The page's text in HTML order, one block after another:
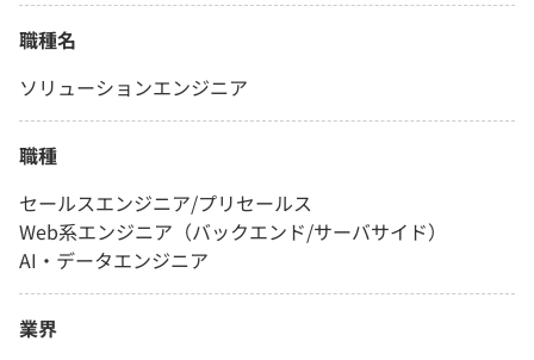
職種名
ソリューションエンジニア
職種
セールスエンジニア/プリセールス
Web系エンジニア（バックエンド/サーバサイド）
AI・データエンジニア
業界